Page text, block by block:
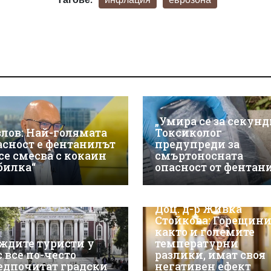
Най-голямата
е фентанилът
смесва с кокаин
„Умира се за
Токсиколог
предупреди за
смъртоносната
опасност от
туристи у
все по-често
градски
Доц. д-р Живка
Стойкова:
както и големите
температурни
разлики, имат своя
негативен ефект